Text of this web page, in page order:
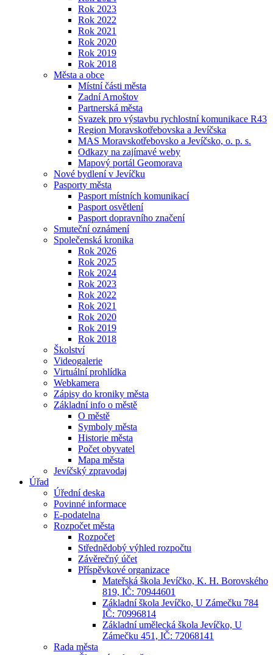
Rok 2023
Rok 2022
Rok 2021
Rok 2020
Rok 2019
Rok 2018
Města a obce
Místní části města
Zadní Arnoštov
Partnerská města
Svazek pro výstavbu rychlostní komunikace R43
Region Moravskotřebovska a Jevíčska
MAS Moravskotřebovsko a Jevíčsko, o. p. s.
Odkazy na zajímavé weby
Mapový portál Geomorava
Nové bydlení v Jevíčku
Pasporty města
Pasport místních komunikací
Pasport osvětlení
Pasport dopravního značení
Smuteční oznámení
Společenská kronika
Rok 2026
Rok 2025
Rok 2024
Rok 2023
Rok 2022
Rok 2021
Rok 2020
Rok 2019
Rok 2018
Školství
Videogalerie
Virtuální prohlídka
Webkamera
Zápisy do kroniky města
Základní info o městě
O městě
Symboly města
Historie města
Počet obyvatel
Mapa města
Jevíčský zpravodaj
Úřad
Úřední deska
Povinné informace
E-podatelna
Rozpočet města
Rozpočet
Střednědobý výhled rozpočtu
Závěrečný účet
Příspěvkové organizace
Mateřská škola Jevíčko, K. H. Borovského
819, IČ: 70944601
Základní škola Jevíčko, U Zámečku 784
IČ: 70996814
Základní umělecká škola Jevíčko, U
Zámečku 451, IČ: 72068141
Rada města